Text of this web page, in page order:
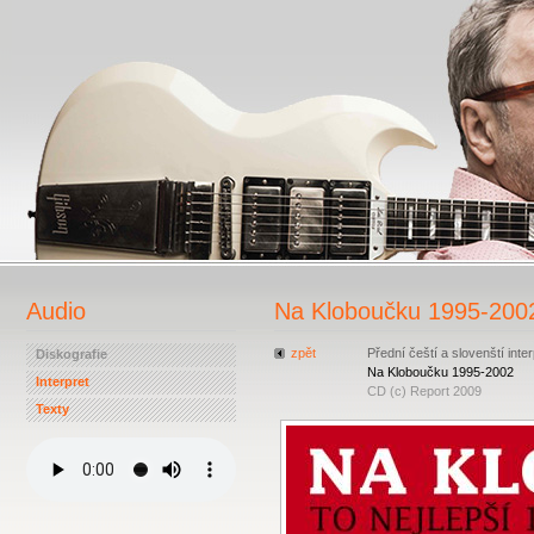
Audio
Diskografie
Interpret
Texty
Na Kloboučku 1995-
zpět
Přední čeští a slovenští
Na Kloboučku 1995-2002
CD (c) Report 2009